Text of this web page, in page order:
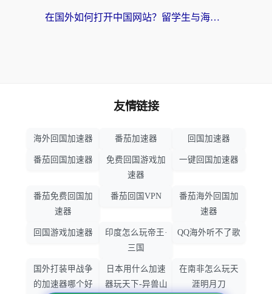
在国外如何打开中国网站？留学生与海外华人的无缝访问指南
友情链接
海外回国加速器 番茄加速器 回国加速器
番茄回国加速器
免费回国游戏加
速器
一键回国加速器
番茄免费回国加
速器
番茄回国VPN
番茄海外回国加
速器
回国游戏加速器
印度怎么玩帝王·
三国
QQ海外听不了歌
国外打装甲战争
的加速器哪个好
日本用什么加速
器玩天下-异兽山
在南非怎么玩天
涯明月刀